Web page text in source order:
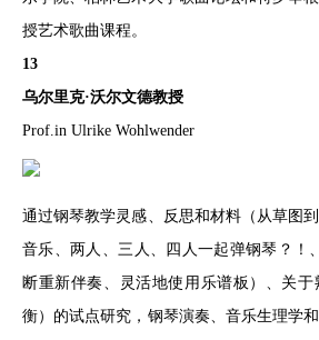
授艺术歌曲课程。
13
乌尔里克·沃尔文德教授
Prof.in Ulrike Wohlwender
通过钢琴教学灵感、反思和材料（从草图
音乐、两人、三人、四人一起弹钢琴？！
断重新伴奏、灵活地使用乐谱板）、关
衡）的试点研究，钢琴演奏、音乐生理学